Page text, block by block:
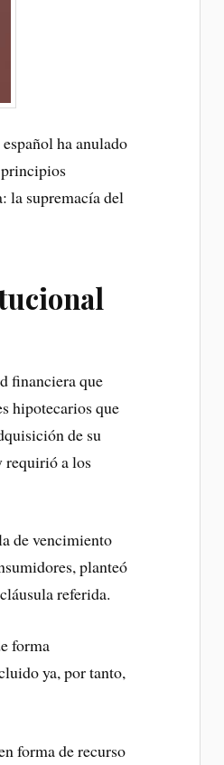
ha anulado
la supremacía del
financiera que
hipotecarios que
de su
requirió a los
de vencimiento
planteó
referida.
forma
ya, por tanto,
forma de recurso